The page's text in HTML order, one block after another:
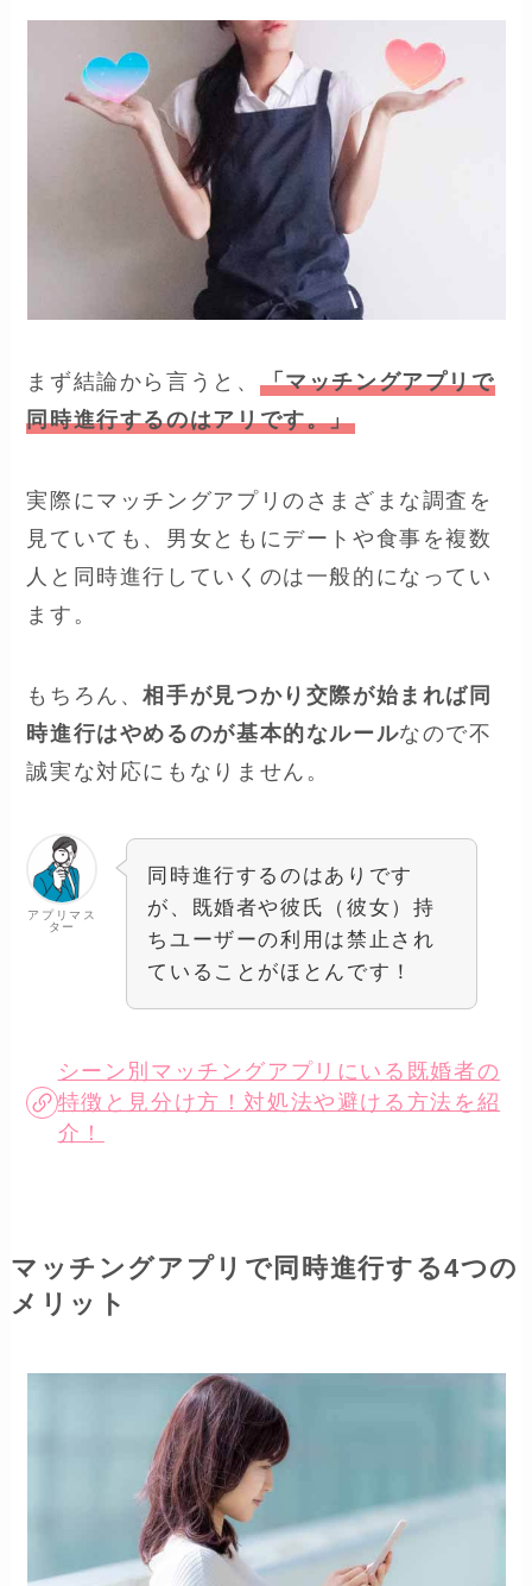
まず結論から言うと、 「マッチングアプリで
同時進行するのはアリです。」
実際にマッチングアプリのさまざまな調査を
見ていても、男女ともにデートや食事を複数
人と同時進行していくのは一般的になってい
ます。
もちろん、相手が見つかり交際が始まれば同
時進行はやめるのが基本的なルールなので不
誠実な対応にもなりません。
アプリマス
ター
同時進行するのはありです
が、既婚者や彼氏（彼女）持
ちユーザーの利用は禁止され
ていることがほとんです！
シーン別マッチングアプリにいる既婚者の
特徴と見分け方！対処法や避ける方法を紹
介！
マッチングアプリで同時進行する4つの
メリット